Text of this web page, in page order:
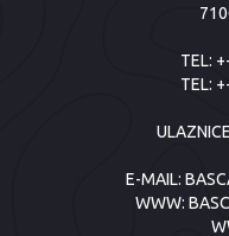
TEL:
TEL:
E-MAIL:
WWW: